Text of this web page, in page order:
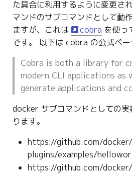
た具合に利用するように変更さ
マンドのサブコマンドとして動
ますが、これは
cobra を使っ
です。 以下は cobra の公式ペー
Cobra is both a library for
modern CLI applications as
generate applications and
docker サブコマンドとしての実
ります。
https://github.com/
plugins/examples/
https://github.com/